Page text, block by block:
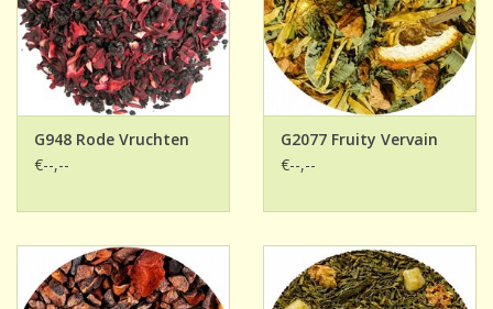
G948 Rode Vruchten
€--,--
G2077 Fruity Vervain
€--,--